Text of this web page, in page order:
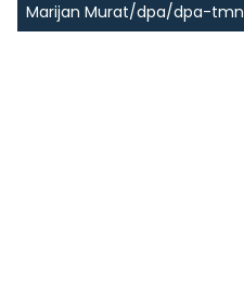
Marijan Murat/dpa/dpa-tmn